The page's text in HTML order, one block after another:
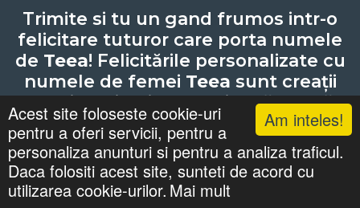
Am inteles!
Acest site foloseste cookie-uri
pentru a oferi servicii, pentru a
personaliza anunturi si pentru a analiza traficul.
Daca folositi acest site, sunteti de acord cu
utilizarea cookie-urilor. Mai mult
Trimite si tu un gand frumos intr-o
felicitare tuturor care porta numele
de Teea! Felicitările personalizate cu
numele de femei Teea sunt creații
speciale și unice, menite să aducă
bucurie și emoții pozitive
destinatarei. Aceste felicitări sunt
realizate cu grijă pentru a sărbători
momentele importante din viața ei.